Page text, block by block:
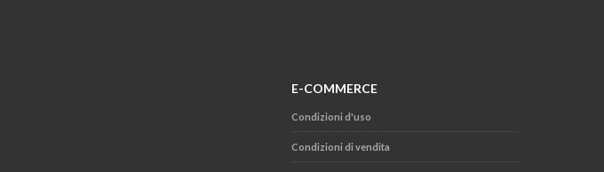
E-COMMERCE
Condizioni d'uso
Condizioni di vendita